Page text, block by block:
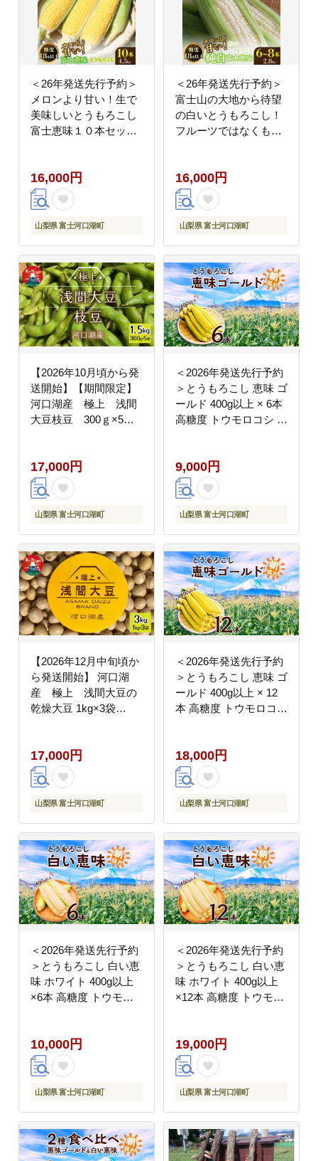
＜26年発送先行予約＞
メロンより甘い！生で
美味しいとうもろこし
富士恵味１０本セット
16,000円
山梨県 富士河口湖町
＜26年発送先行予約＞
富士山の大地から待望
の白いとうもろこし！
フルーツではなくもは
FAH007
16,000円
山梨県 富士河口湖町
【2026年10月頃から発
送開始】【期間限定】
河口湖産 極上 浅間
大豆枝豆 300ｇ×5袋
17,000円
山梨県 富士河口湖町
＜2026年発送先行予約
＞とうもろこし 恵味 ゴ
ールド 400g以上 × 6本
高糖度 トウモロコシ ス
甘い ジューシー 野菜
おやつ 旬 産地直送 送
料無料 湖南野菜出荷組
合 山梨県 富士河口湖町
9,000円
山梨県 富士河口湖町
【2026年12月中旬頃か
ら発送開始】 河口湖
産 極上 浅間大豆の
乾燥大豆 1kg×3袋
17,000円
山梨県 富士河口湖町
＜2026年発送先行予約
＞とうもろこし 恵味 ゴ
ールド 400g以上 × 12
本 高糖度 トウモロコシ
菜 甘い ジューシー 野
菜 おやつ 旬 産地直送
送料無料 湖南野菜出荷
組合 山梨県 富士河口湖
18,000円
山梨県 富士河口湖町
＜2026年発送先行予約
＞とうもろこし 白い恵
味 ホワイト 400g以上
×6本 高糖度 トウモロ
ジューシー 野菜 おやつ
甘い 旬 産地直送 送料
無料 湖南野菜出荷組合
山梨県 富士河口湖町
10,000円
山梨県 富士河口湖町
＜2026年発送先行予約
＞とうもろこし 白い恵
味 ホワイト 400g以上
×12本 高糖度 トウモロ
ジューシー 野菜 おやつ
甘い 旬 産地直送 送料
無料 湖南野菜出荷組合
山梨県 富士河口湖町
19,000円
山梨県 富士河口湖町